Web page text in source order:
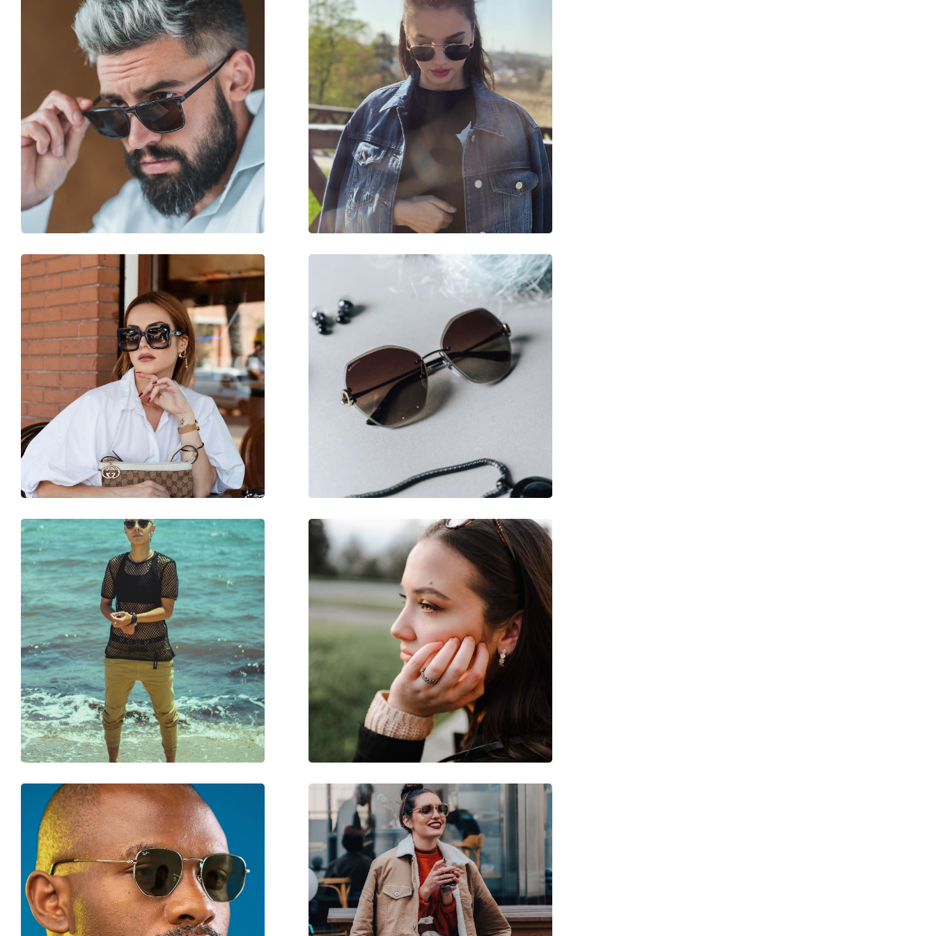
Форма на рамката:
Квадратна
Цвят на рамката:
Черен
Материал на рамката:
Пластмаса
M
Ширина:
130 mm
Дължина на рамото:
140 mm
Ширина на моста:
20 mm
Тегло:
200 гр.
Регулируеми подложки за нос:
Не
Аксесоари
Кутия:
Да
Кърпичка за почистване:
Да
Други
Пол:
Дамски
Категория:
Слънчеви очила
Марка:
Burberry
Предназначение:
Мода
Код:
0BE4323 38538G 54
С възможност за диоптри:
Да